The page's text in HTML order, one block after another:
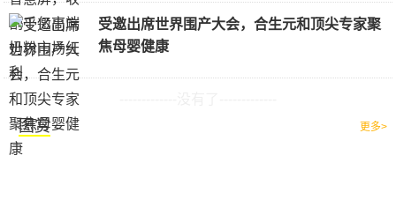
受邀出席世界围产大会，合生元和顶尖专家聚
焦母婴健康
图赏 更多>